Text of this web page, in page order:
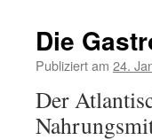
Die
Publiziert am 24.
Der